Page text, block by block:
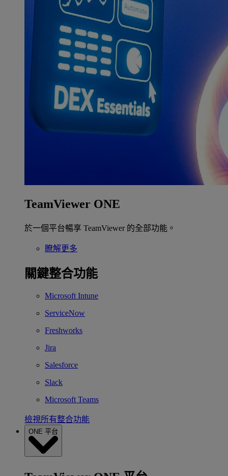
TeamViewer ONE
於一個平台暢享 TeamViewer 的全部功能。
瞭解更多
關鍵整合功能
Microsoft Intune
ServiceNow
Freshworks
Jira
Salesforce
Slack
Microsoft Teams
檢視所有整合功能
ONE 平台